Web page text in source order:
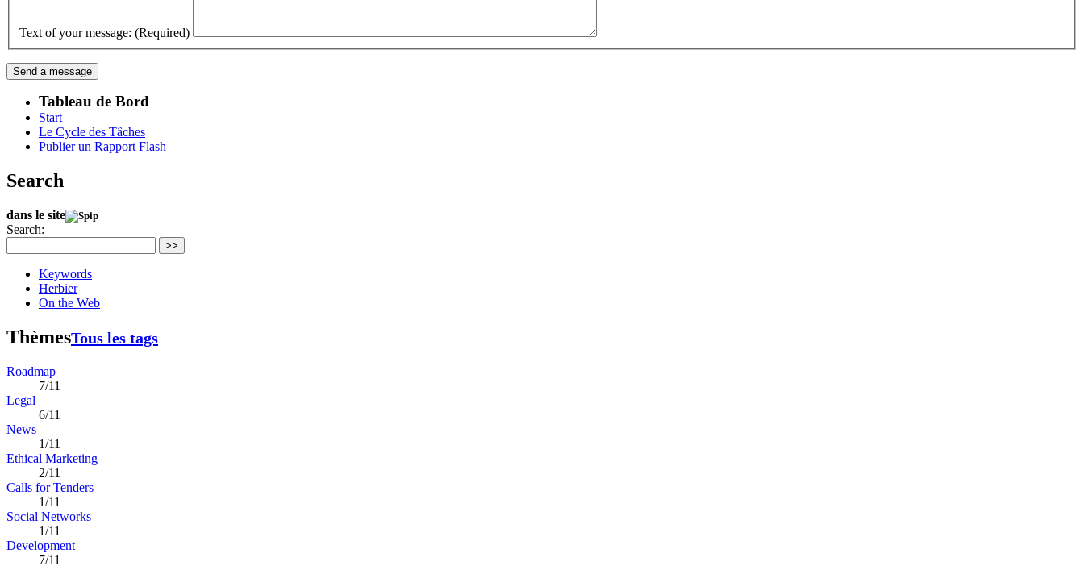
Text of your message: (Required)
Tableau de Bord
Start
Le Cycle des Tâches
Publier un Rapport Flash
Search
dans le site
Search:
>>
Keywords
Herbier
On the Web
ThèmesTous les tags
Roadmap
7/11
Legal
6/11
News
1/11
Ethical Marketing
2/11
Calls for Tenders
1/11
Social Networks
1/11
Development
7/11